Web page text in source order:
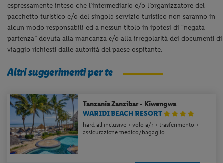
espressamente inteso che l’intermediario e/o l’organizzatore del
pacchetto turistico e/o del singolo servizio turistico non saranno in
alcun modo responsabili ed a nessun titolo in ipotesi di “negata
partenza” dovuta alla mancanza e/o alla irregolarità dei documenti di
viaggio richiesti dalle autorità del paese ospitante.
Altri suggerimenti per te
TanzaniaZanzibar - Kiwengwa
WARIDI BEACH RESORT
hard all inclusive + volo a/r + trasferimento +
assicurazione medico/bagaglio